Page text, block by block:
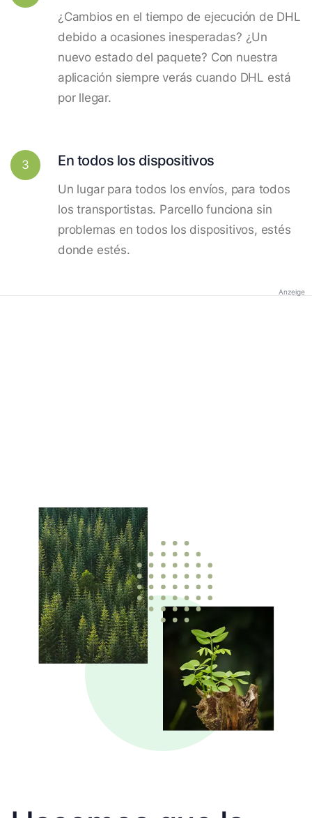
¿Cambios en el tiempo de ejecución de DHL
debido a ocasiones inesperadas? ¿Un
nuevo estado del paquete? Con nuestra
aplicación siempre verás cuando DHL está
por llegar.
3 En todos los dispositivos
Un lugar para todos los envíos, para todos
los transportistas. Parcello funciona sin
problemas en todos los dispositivos, estés
donde estés.
Anzeige